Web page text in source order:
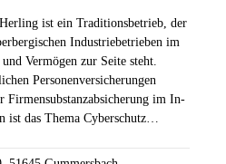
ist ein Traditionsbetrieb, der
Industriebetrieben im
Vermögen zur Seite steht.
Personenversicherungen
im In-
ist das Thema Cyberschutz…